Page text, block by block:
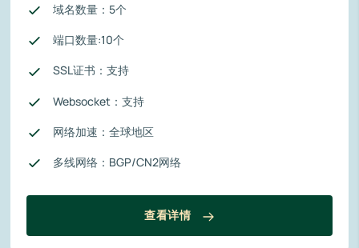
域名数量：5个
端口数量:10个
SSL证书：支持
Websocket：支持
网络加速：全球地区
多线网络：BGP/CN2网络
查看详情